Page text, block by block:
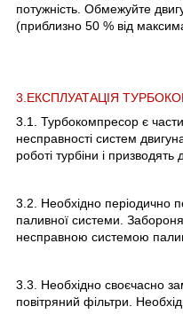
потужність. Обмежуйте
(приблизно 50 % від
3.ЕКСПЛУАТАЦІЯ
3.1. Турбокомпресор є
несправності систем
роботі турбіни і
3.2. Необхідно періодично
паливної системи.
несправною системою
3.3. Необхідно своєчасно
повітряний фільтри.